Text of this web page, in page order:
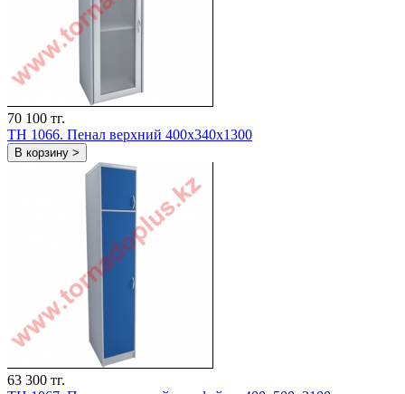
70 100 тг.
TH 1066. Пенал верхний 400х340х1300
В корзину >
63 300 тг.